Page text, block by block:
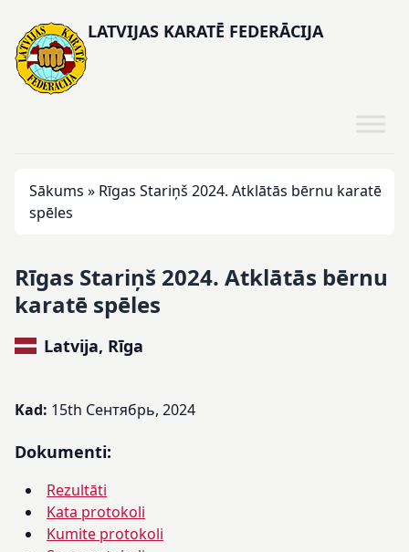
LATVIJAS KARATĒ FEDERĀCIJA
Sākums » Rīgas Stariņš 2024. Atklātās bērnu karatē
spēles
Rīgas Stariņš 2024. Atklātās bērnu
karatē spēles
Latvija, Rīga
Kad: 15th Сентябрь, 2024
Dokumenti:
Rezultāti
Kata protokoli
Kumite protokoli